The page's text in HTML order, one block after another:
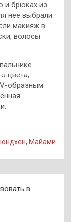
и брюках из
нее выбрали
макияж в
волосы
цвета,
образным
, Майами
в